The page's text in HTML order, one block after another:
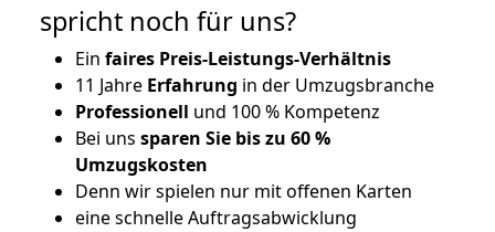
spricht noch für uns?
Ein faires Preis-Leistungs-Verhältnis
11 Jahre Erfahrung in der Umzugsbranche
Professionell und 100 % Kompetenz
Bei uns sparen Sie bis zu 60 %
Umzugskosten
Denn wir spielen nur mit offenen Karten
eine schnelle Auftragsabwicklung